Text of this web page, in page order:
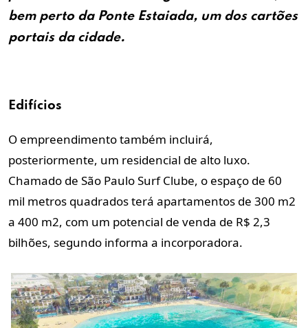
bem perto da Ponte Estaiada, um dos cartões
portais da cidade.
Edifícios
O empreendimento também incluirá,
posteriormente, um residencial de alto luxo.
Chamado de São Paulo Surf Clube, o espaço de 60
mil metros quadrados terá apartamentos de 300 m2
a 400 m2, com um potencial de venda de R$ 2,3
bilhões, segundo informa a incorporadora.